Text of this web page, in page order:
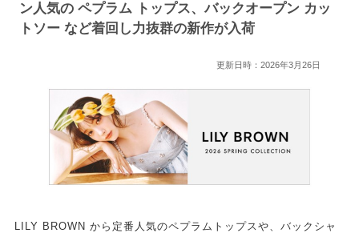
ン人気の ペプラム トップス、バックオープン カッ
トソー など着回し力抜群の新作が入荷
更新日時：2026年3月26日
LILY BROWN から定番人気のペプラムトップスや、バックシャ